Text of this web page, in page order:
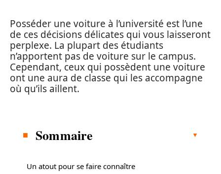
Posséder une voiture à l’université est l’une
de ces décisions délicates qui vous laisseront
perplexe. La plupart des étudiants
n’apportent pas de voiture sur le campus.
Cependant, ceux qui possèdent une voiture
ont une aura de classe qui les accompagne
où qu’ils aillent.
Sommaire
Un atout pour se faire connaître